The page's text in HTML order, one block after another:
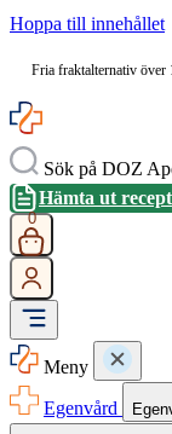
Hoppa till innehållet
Fria fraktalternativ
Sök på DOZ
Hämta ut recept
0
Meny
Egenvård